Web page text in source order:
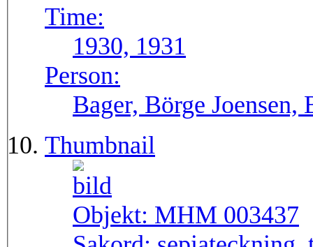
Time:
1930, 1931
Person:
Bager, Börge
Thumbnail
Objekt: MHM 003437